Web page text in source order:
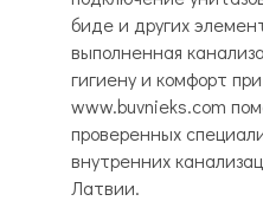
биде и других
выполненная
гигиену и комфорт
www.buvnieks.com
проверенных
внутренних
Латвии.